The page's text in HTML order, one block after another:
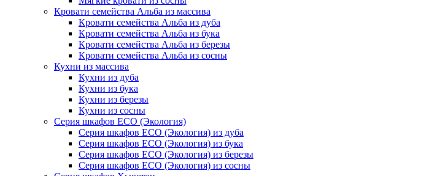
Кровати семейства Альба из массива
Кровати семейства Альба из дуба
Кровати семейства Альба из бука
Кровати семейства Альба из березы
Кровати семейства Альба из сосны
Кухни из массива
Кухни из дуба
Кухни из бука
Кухни из березы
Кухни из сосны
Серия шкафов ECO (Экология)
Серия шкафов ECO (Экология) из дуба
Серия шкафов ECO (Экология) из бука
Серия шкафов ECO (Экология) из березы
Серия шкафов ECO (Экология) из сосны